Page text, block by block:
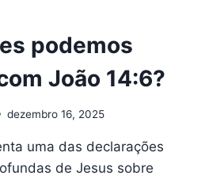
podemos
João 14:6?
dezembro 16, 2025
uma das declarações
de Jesus sobre